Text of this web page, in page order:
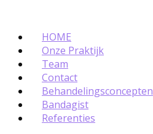
HOME
Onze Praktijk
Team
Contact
Behandelingsconcepten
Bandagist
Referenties